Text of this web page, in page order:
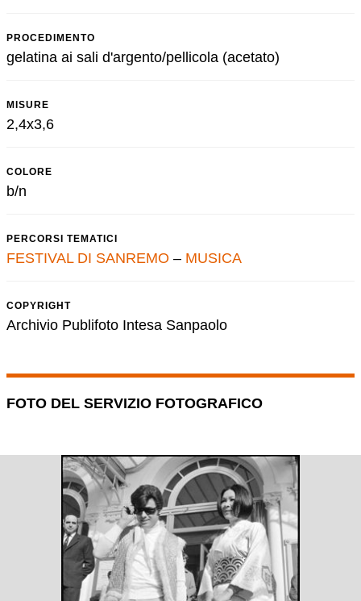
PROCEDIMENTO
gelatina ai sali d'argento/pellicola (acetato)
MISURE
2,4x3,6
COLORE
b/n
PERCORSI TEMATICI
FESTIVAL DI SANREMO – MUSICA
COPYRIGHT
Archivio Publifoto Intesa Sanpaolo
FOTO DEL SERVIZIO FOTOGRAFICO